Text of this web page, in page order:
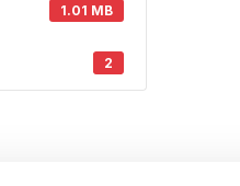
1.01 MB
2